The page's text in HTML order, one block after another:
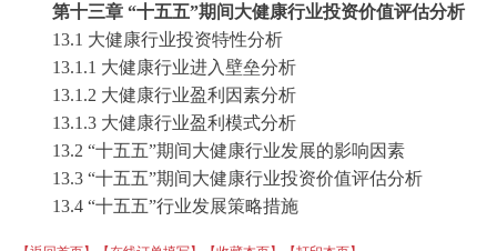
第十三章 “十五五”期间大健康行业投资价值评估分析
13.1 大健康行业投资特性分析
13.1.1 大健康行业进入壁垒分析
13.1.2 大健康行业盈利因素分析
13.1.3 大健康行业盈利模式分析
13.2 “十五五”期间大健康行业发展的影响因素
13.3 “十五五”期间大健康行业投资价值评估分析
13.4 “十五五”行业发展策略措施